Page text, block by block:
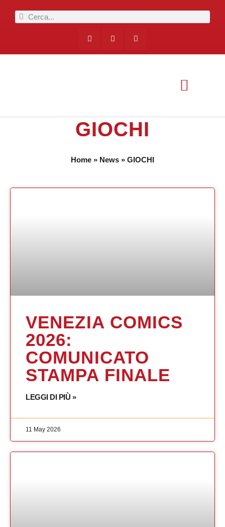
GIOCHI
Home » News » GIOCHI
VENEZIA COMICS
2026:
COMUNICATO
STAMPA FINALE
LEGGI DI PIÙ »
11 May 2026